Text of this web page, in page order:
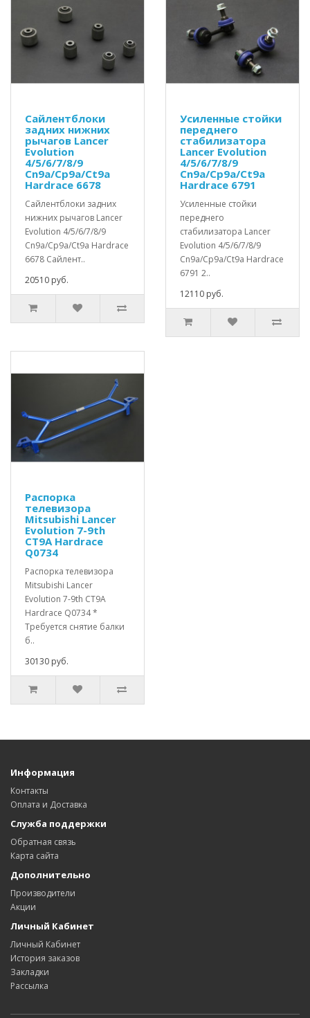
Сайлентблоки
задних нижних
рычагов Lancer
Evolution
4/5/6/7/8/9
Cn9a/Cp9a/Ct9a
Hardrace 6678
Сайлентблоки задних
нижних рычагов Lancer
Evolution 4/5/6/7/8/9
Cn9a/Cp9a/Ct9a Hardrace
6678 Сайлент..
20510 руб.
Усиленные стойки
переднего
стабилизатора
Lancer Evolution
4/5/6/7/8/9
Cn9a/Cp9a/Ct9a
Hardrace 6791
Усиленные стойки
переднего
стабилизатора Lancer
Evolution 4/5/6/7/8/9
Cn9a/Cp9a/Ct9a Hardrace
6791 2..
12110 руб.
Распорка
телевизора
Mitsubishi Lancer
Evolution 7-9th
CT9A Hardrace
Q0734
Распорка телевизора
Mitsubishi Lancer
Evolution 7-9th CT9A
Hardrace Q0734 *
Требуется снятие балки
б..
30130 руб.
Информация
Контакты
Оплата и Доставка
Служба поддержки
Обратная связь
Карта сайта
Дополнительно
Производители
Акции
Личный Кабинет
Личный Кабинет
История заказов
Закладки
Рассылка